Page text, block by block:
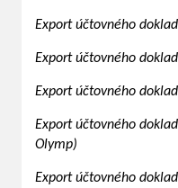
Export účtovného
Export účtovného
Export účtovného
Export účtovného
Olymp)
Export účtovného